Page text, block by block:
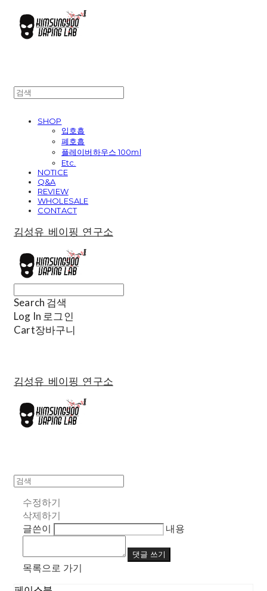
SHOP
입호흡
폐호흡
플레이버하우스 100ml
Etc.
NOTICE
Q&A
REVIEW
WHOLESALE
CONTACT
김성유 베이핑 연구소
Search 검색
Log In 로그인
Cart장바구니
김성유 베이핑 연구소
수정하기
삭제하기
글쓴이
내용
댓글 쓰기
목록으로 가기